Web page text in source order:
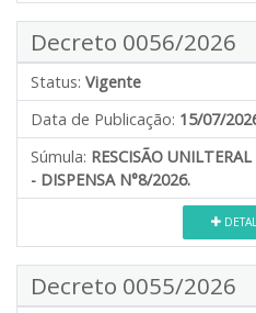
Decreto 0056/2026
Status: Vigente
Data de Publicação: 15/07/
Súmula: RESCISÃO
- DISPENSA N°8/2026.
Decreto 0055/2026